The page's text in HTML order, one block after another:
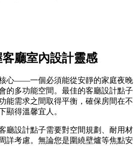
廳室內設計靈感
心——一個必須能從安靜的家庭夜晚
的多功能空間。最佳的客廳設計點子
能需求之間取得平衡，確保房間在不
顯得溫馨宜人。
廳設計點子需要對空間規劃、耐用材
詳考慮。無論您是圍繞壁爐等焦點安